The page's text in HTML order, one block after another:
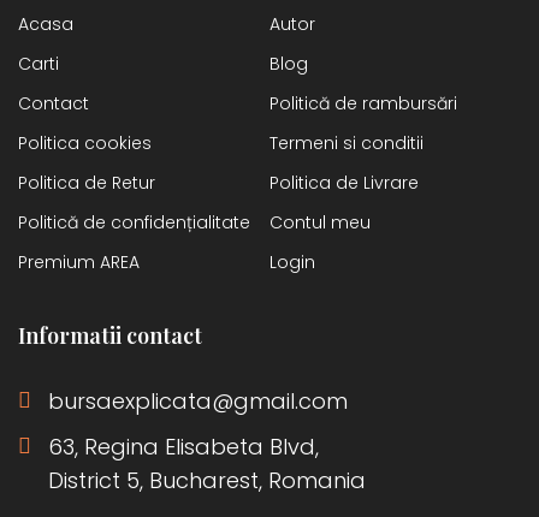
Acasa
Autor
Carti
Blog
Contact
Politică de rambursări
Politica cookies
Termeni si conditii
Politica de Retur
Politica de Livrare
Politică de confidențialitate
Contul meu
Premium AREA
Login
Informatii contact
bursaexplicata@gmail.com
63, Regina Elisabeta Blvd,
District 5, Bucharest, Romania